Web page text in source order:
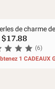
de charme
$17.88
(6)
1 CADEAUX